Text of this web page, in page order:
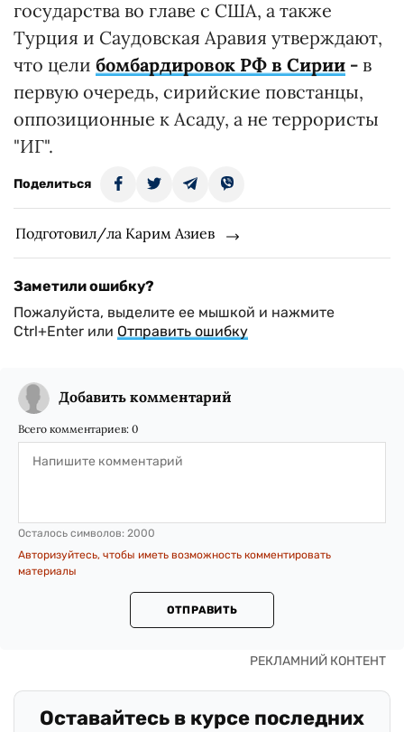
государства во главе с США, а также
Турция и Саудовская Аравия утверждают,
что цели бомбардировок РФ в Сирии - в
первую очередь, сирийские повстанцы,
оппозиционные к Асаду, а не террористы
"ИГ".
Поделиться
Подготовил/ла Карим Азиев
Заметили ошибку?
Пожалуйста, выделите ее мышкой и нажмите
Ctrl+Enter или Отправить ошибку
Добавить комментарий
Всего комментариев: 0
Осталось символов: 2000
Авторизуйтесь, чтобы иметь возможность комментировать
материалы
ОТПРАВИТЬ
Оставайтесь в курсе последних